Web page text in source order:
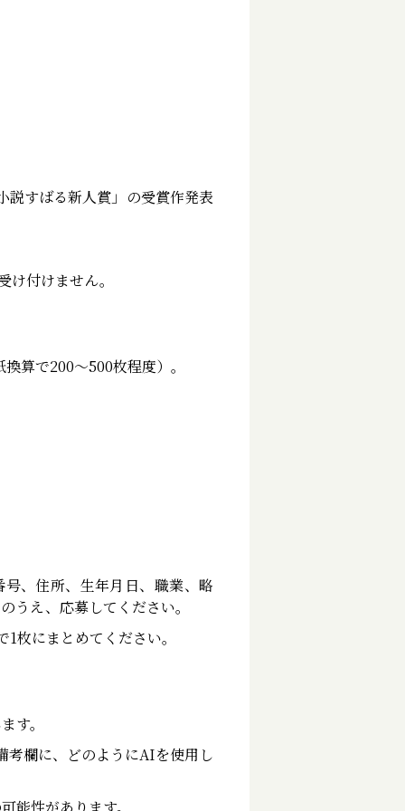
説すばる新人賞」の受賞作発表
付けません。
算で200～500枚程度）。
、住所、生年月日、職業、略
うえ、応募してください。
にまとめてください。
す。
考欄に、どのようにAIを使用し